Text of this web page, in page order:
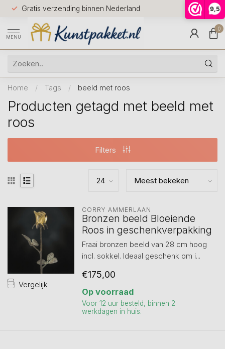
9,5
Gratis verzending binnen Nederland
Voor
huis
9.5
MENU
0
Home / Tags / beeld met roos
Producten getagd met beeld met
roos
Filters
Vergelijk
CORRY AMMERLAAN
Bronzen beeld Bloeiende
Roos in geschenkverpakking
Fraai bronzen beeld van 28 cm hoog
incl. sokkel. Ideaal geschenk om i...
€175,00
Op voorraad
Voor 12 uur besteld, binnen 2
werkdagen in huis.